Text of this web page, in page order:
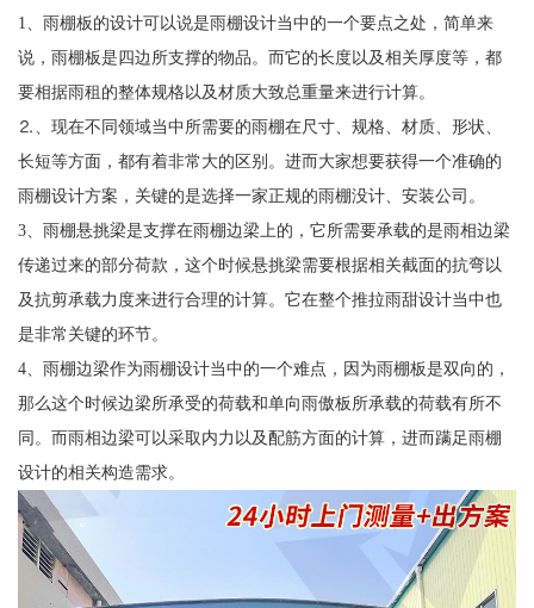
1、雨棚板的设计可以说是雨棚设计当中的一个要点之处，简单来
说，雨棚板是四边所支撑的物品。而它的长度以及相关厚度等，都
要相据雨租的整体规格以及材质大致总重量来进行计算。
⒉、现在不同领域当中所需要的雨棚在尺寸、规格、材质、形状、
长短等方面，都有着非常大的区别。进而大家想要获得一个准确的
雨棚设计方案，关键的是选择一家正规的雨棚没计、安装公司。
3、雨棚悬挑梁是支撑在雨棚边梁上的，它所需要承载的是雨相边梁
传递过来的部分荷款，这个时候悬挑梁需要根据相关截面的抗弯以
及抗剪承载力度来进行合理的计算。它在整个推拉雨甜设计当中也
是非常关键的环节。
4、雨棚边梁作为雨棚设计当中的一个难点，因为雨棚板是双向的，
那么这个时候边梁所承受的荷载和单向雨傲板所承载的荷载有所不
同。而雨相边梁可以采取内力以及配筋方面的计算，进而蹒足雨棚
设计的相关构造需求。